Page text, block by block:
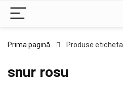
Prima pagină Produse
snur rosu